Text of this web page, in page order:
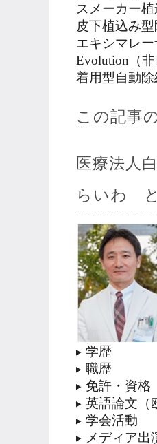
スメーカー
皮下植込み
エキシマレ
Evolution（
着用型自動
この記事
医療法
らいわ
学歴
職歴
免許・資格
英語論文（
学会活動
メディア出